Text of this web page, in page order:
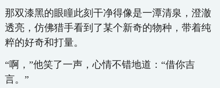
那双漆黑的眼瞳此刻干净得像是一潭清泉，澄澈
透亮，仿佛猎手看到了某个新奇的物种，带着纯
粹的好奇和打量。
“啊，”他笑了一声，心情不错地道：“借你吉
言。”